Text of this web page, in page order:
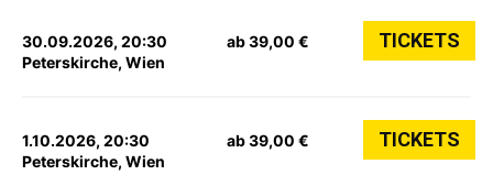
30.09.2026, 20:30
Peterskirche, Wien
ab 39,00 € TICKETS
1.10.2026, 20:30
Peterskirche, Wien
ab 39,00 € TICKETS